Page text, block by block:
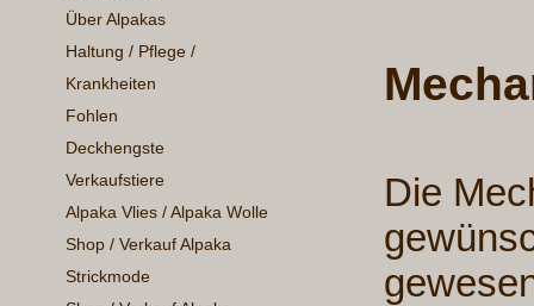
Über Alpakas
Haltung / Pflege /
Krankheiten
Fohlen
Deckhengste
Verkaufstiere
Alpaka Vlies / Alpaka Wolle
Shop / Verkauf Alpaka
Strickmode
Die